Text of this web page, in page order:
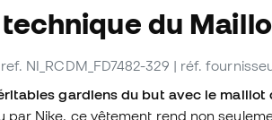
du
ref. NI_RCDM_FD7482-329 | réf.
gardiens du but avec le maillot
par Nike, ce vêtement rend non